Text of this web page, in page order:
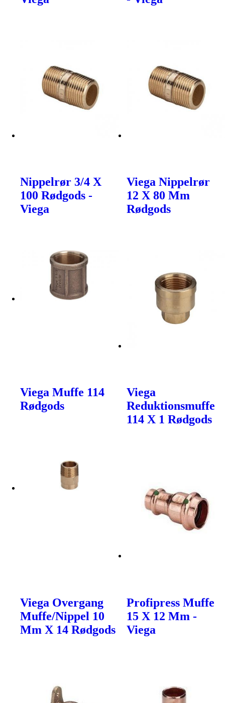
Nippelrør 3/4 X
100 Rødgods -
Viega
Viega Nippelrør
12 X 80 Mm
Rødgods
Viega Muffe 114
Rødgods
Viega
Reduktionsmuffe
114 X 1 Rødgods
Viega Overgang
Muffe/Nippel 10
Mm X 14 Rødgods
Profipress Muffe
15 X 12 Mm -
Viega